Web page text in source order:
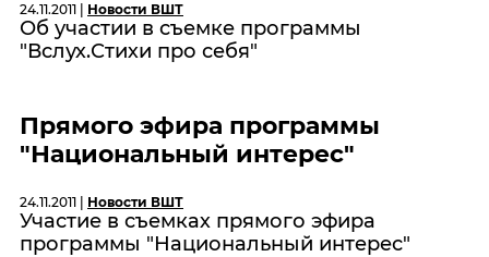
24.11.2011 | Новости ВШТ
Об участии в съемке программы
"Вслух.Стихи про себя"
Прямого эфира программы
"Национальный интерес"
24.11.2011 | Новости ВШТ
Участие в съемках прямого эфира
программы "Национальный интерес"